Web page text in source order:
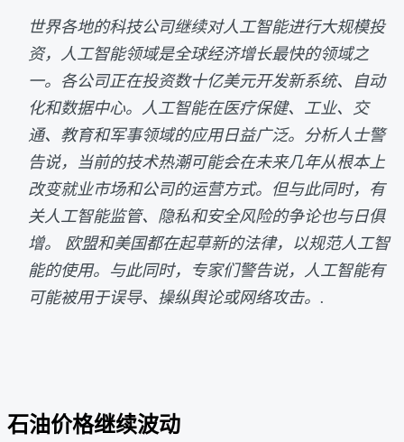
世界各地的科技公司继续对人工智能进行大规模投
资，人工智能领域是全球经济增长最快的领域之
一。各公司正在投资数十亿美元开发新系统、自动
化和数据中心。人工智能在医疗保健、工业、交
通、教育和军事领域的应用日益广泛。分析人士警
告说，当前的技术热潮可能会在未来几年从根本上
改变就业市场和公司的运营方式。但与此同时，有
关人工智能监管、隐私和安全风险的争论也与日俱
增。 欧盟和美国都在起草新的法律，以规范人工智
能的使用。与此同时，专家们警告说，人工智能有
可能被用于误导、操纵舆论或网络攻击。.
石油价格继续波动